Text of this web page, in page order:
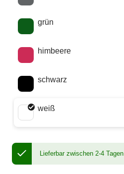
grün
himbeere
schwarz
weiß
Lieferbar zwischen 2-4 Tagen